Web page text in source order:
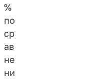
%
по
ср
ав
не
ни